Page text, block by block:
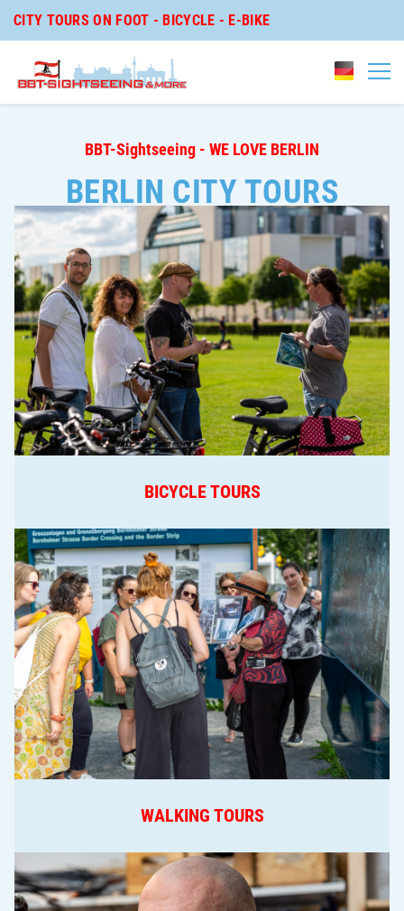
CITY TOURS ON FOOT - BICYCLE - E-BIKE
BBT-Sightseeing - WE LOVE BERLIN
BERLIN CITY TOURS
BICYCLE TOURS
WALKING TOURS